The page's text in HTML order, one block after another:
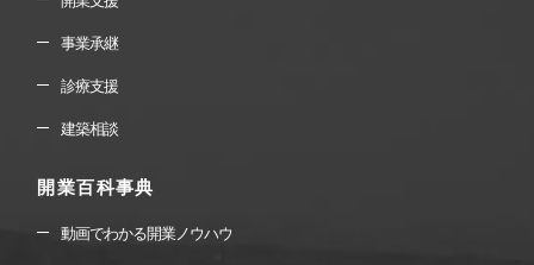
事業承継
診療支援
建築相談
開業百科事典
動画でわかる開業ノウハウ